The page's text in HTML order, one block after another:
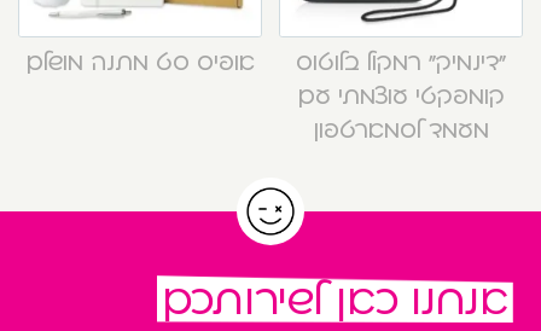
“דינמיק” רמקול בלוטוס
קומפקטי עוצמתי עם
מעמד לסמארטפון
אופיס סט מתנה מושלם
אנחנו כאן לשירותכם